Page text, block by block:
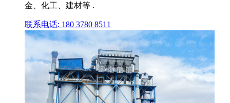
金、化工、建材等 .
联系电话: 180 3780 8511